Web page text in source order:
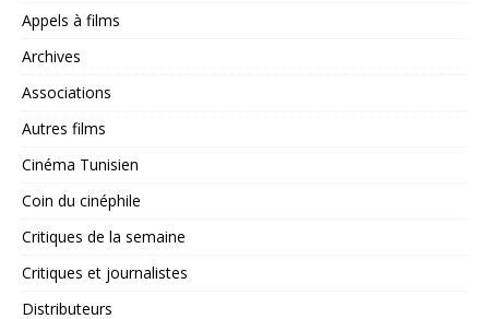
Appels à films
Archives
Associations
Autres films
Cinéma Tunisien
Coin du cinéphile
Critiques de la semaine
Critiques et journalistes
Distributeurs